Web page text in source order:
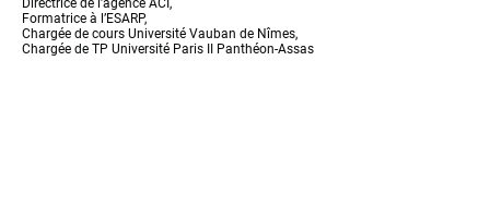
Directrice de l’agence ACI,
Formatrice à l’ESARP,
Chargée de cours Université Vauban de Nîmes,
Chargée de TP Université Paris II Panthéon-Assas